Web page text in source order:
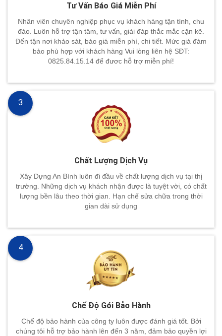
Tư Vấn Báo Giá Miễn Phí
Nhân viên chuyên nghiệp phục vụ khách hàng tận tình, chu
đáo. Luôn hỗ trợ tận tâm, tư vấn, giải đáp thắc mắc cặn kẽ.
Đến tận nơi khảo sát, báo giá miễn phí, chi tiết. Mức giá đảm
bảo phù hợp với khách hàng Vui lòng liên hệ SĐT:
0825.84.15.14 để đươc hỗ trợ miễn phí!
Chất Lượng Dịch Vụ
Xây Dựng An Bình luôn đi đầu về chất lượng dịch vụ tại thị
trường. Những dịch vụ khách nhận được là tuyệt vời, có chất
lượng bền lâu theo thời gian. Hạn chế sửa chữa trong thời
gian dài sử dụng
3
Chế Độ Gói Bảo Hành
Chế độ bảo hành của công ty luôn được đánh giá tốt. Bởi
chúng tôi hỗ trợ bảo hành lên đến 3 năm, đảm bảo quyền lợi
4